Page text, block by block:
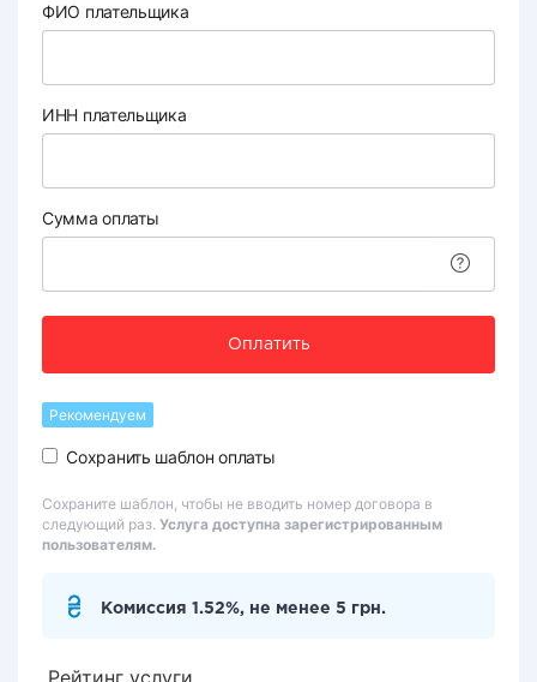
ФИО плательщика
ИНН плательщика
Сумма оплаты
Оплатить
Рекомендуем
Сохранить шаблон оплаты
Сохраните шаблон, чтобы не вводить номер договора в
следующий раз. Услуга доступна зарегистрированным
пользователям.
Комиссия 1.52%, не менее 5 грн.
Рейтинг услуги